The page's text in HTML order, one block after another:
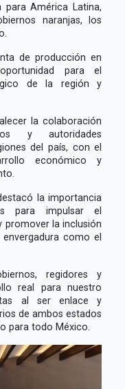
América Latina,
naranjas, los
de producción en
para el
de la región y
la colaboración
y autoridades
del país, con el
económico y
la importancia
para impulsar el
promover la inclusión
como el
regidores y
real para nuestro
al ser enlace y
de ambos estados
para todo México.